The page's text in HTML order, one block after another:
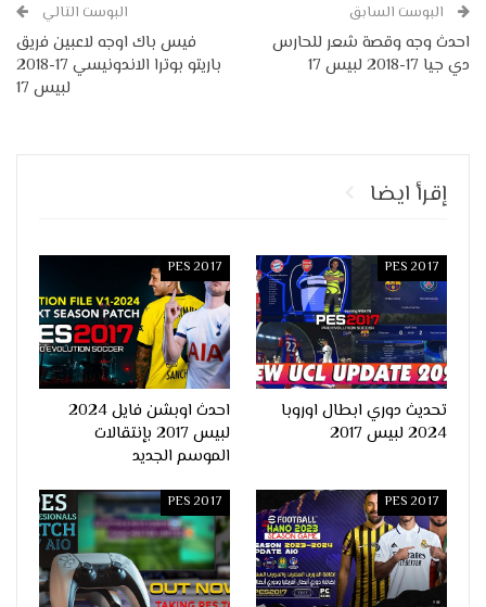
البوست السابق
احدث وجه وقصة شعر للحارس
دي جيا 17-2018 لبيس 17
البوست التالي
فيس باك اوجه لاعبين فريق
باريتو بوترا الاندونيسي 17-2018
لبيس 17
إقرأ ايضا
PES 2017
تحديث دوري ابطال اوروبا
2024 لبيس 2017
PES 2017
احدث اوبشن فايل 2024
لبيس 2017 بإنتقالات
الموسم الجديد
PES 2017
PES 2017